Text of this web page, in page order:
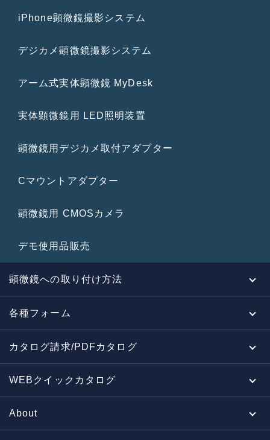
iPhone顕微鏡撮影システム
デジカメ顕微鏡撮影システム
アーム式実体顕微鏡 MyDesk
実体顕微鏡用 LED照明装置
顕微鏡用デジカメ取付アダプター
Cマウントアダプター
顕微鏡用 CMOSカメラ
デモ使用品販売
顕微鏡への取り付け方法
各種フォーム
カタログ請求/PDFカタログ
WEBクイックカタログ
About